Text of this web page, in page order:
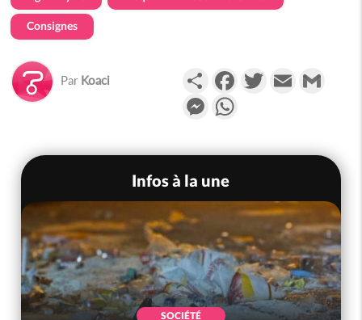
Consignes
Par Koaci PartagerFacebookTwitterEmail
Messenger
Infos à la une
SOCIÉTÉ